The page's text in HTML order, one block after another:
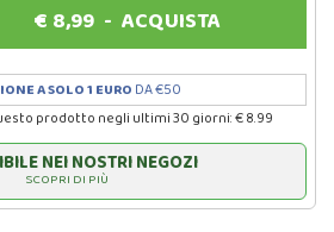
€ 8,99- ACQUISTA
A SOLO 1 EURO DA €50
prodotto negli ultimi 30 giorni: € 8.99
NEI NOSTRI NEGOZI
SCOPRI DI PIÙ